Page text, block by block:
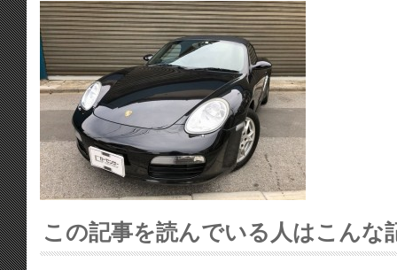
この記事を読んでいる人はこんな